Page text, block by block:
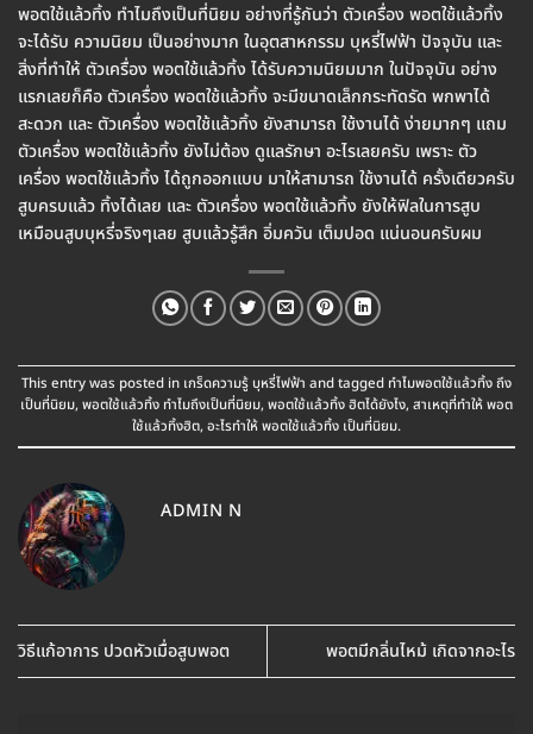
พอตใช้แล้วทิ้ง ทำไมถึงเป็นที่นิยม อย่างที่รู้กันว่า ตัวเครื่อง พอตใช้แล้วทิ้ง
จะได้รับ ความนิยม เป็นอย่างมาก ในอุตสาหกรรม บุหรี่ไฟฟ้า ปัจจุบัน และ
สิ่งที่ทำให้ ตัวเครื่อง พอตใช้แล้วทิ้ง ได้รับความนิยมมาก ในปัจจุบัน อย่าง
แรกเลยก็คือ ตัวเครื่อง พอตใช้แล้วทิ้ง จะมีขนาดเล็กกระทัดรัด พกพาได้
สะดวก และ ตัวเครื่อง พอตใช้แล้วทิ้ง ยังสามารถ ใช้งานได้ ง่ายมากๆ แถม
ตัวเครื่อง พอตใช้แล้วทิ้ง ยังไม่ต้อง ดูแลรักษา อะไรเลยครับ เพราะ ตัว
เครื่อง พอตใช้แล้วทิ้ง ได้ถูกออกแบบ มาให้สามารถ ใช้งานได้ ครั้งเดียวครับ
สูบครบแล้ว ทิ้งได้เลย และ ตัวเครื่อง พอตใช้แล้วทิ้ง ยังให้ฟิลในการสูบ
เหมือนสูบบุหรี่จริงๆเลย สูบแล้วรู้สึก อิ่มควัน เต็มปอด แน่นอนครับผม
This entry was posted in เกร็ดความรู้ บุหรี่ไฟฟ้า and tagged ทำไมพอตใช้แล้วทิ้ง ถึง
เป็นที่นิยม, พอตใช้แล้วทิ้ง ทำไมถึงเป็นที่นิยม, พอตใช้แล้วทิ้ง ฮิตได้ยังไง, สาเหตุที่ทำให้ พอต
ใช้แล้วทิ้งฮิต, อะไรทำให้ พอตใช้แล้วทิ้ง เป็นที่นิยม.
ADMIN N
วิธีแก้อาการ ปวดหัวเมื่อสูบพอต พอตมีกลิ่นไหม้ เกิดจากอะไร